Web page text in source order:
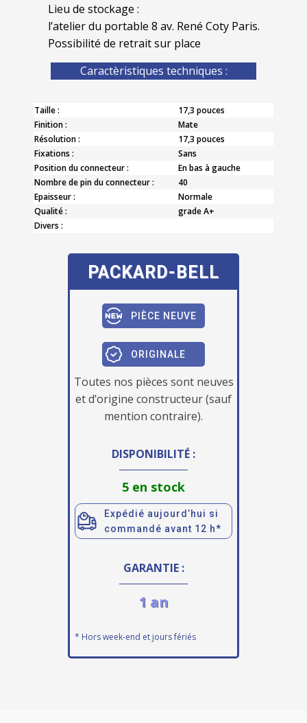
Lieu de stockage :
l’atelier du portable 8 av. René Coty Paris.
Possibilité de retrait sur place
Caractèristiques techniques :
Taille :
17,3 pouces
Finition :
Mate
Résolution :
17,3 pouces
Fixations :
Sans
Position du connecteur :
En bas à gauche
Nombre de pin du connecteur :
40
Epaisseur :
Normale
Qualité :
grade A+
Divers :
PACKARD-BELL
PIÈCE NEUVE
ORIGINALE
Toutes nos pièces sont neuves
et d’origine constructeur (sauf
mention contraire).
DISPONIBILITÉ :
5 en stock
Expédié aujourd’hui si
commandé avant 12 h*
GARANTIE :
1 an
* Hors week-end et jours fériés